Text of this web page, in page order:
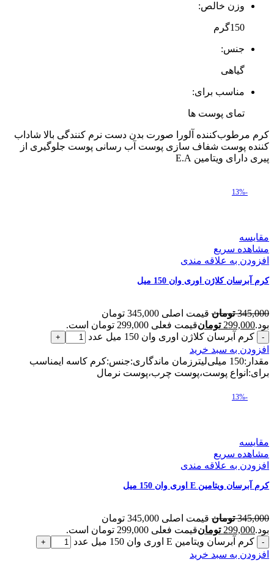
وزن خالص:
150گرم
جنس:
گیاهی
مناسب برای:
تمای پوست ها
کرم مرطوب‌کننده آلورا صورت بدن دست نرم کنندگی بالا شاداب
کننده پوست شفاف سازی پوست آب رسانی پوست جلوگیری از
پیری دارای ویتامین E.A
-13%
مقایسه
مشاهده سریع
افزودن به علاقه مندی
کرم آبرسان کلاژن اوری وان 150 میل
345,000 تومان
قیمت اصلی 345,000 تومان
بود.299,000 تومانقیمت فعلی 299,000 تومان است.
کرم آبرسان کلاژن اوری وان 150 میل عدد
افزودن به سبد خرید
مقدار:150 میلی‌لیترزمان ماندگاری:جنس:کرم کاسه ایمناسب
برای:انواع پوست،پوست چرب،پوست نرمال
-13%
مقایسه
مشاهده سریع
افزودن به علاقه مندی
کرم آبرسان ویتامین E اوری وان 150 میل
345,000 تومان
قیمت اصلی 345,000 تومان
بود.299,000 تومانقیمت فعلی 299,000 تومان است.
کرم آبرسان ویتامین E اوری وان 150 میل عدد
افزودن به سبد خرید